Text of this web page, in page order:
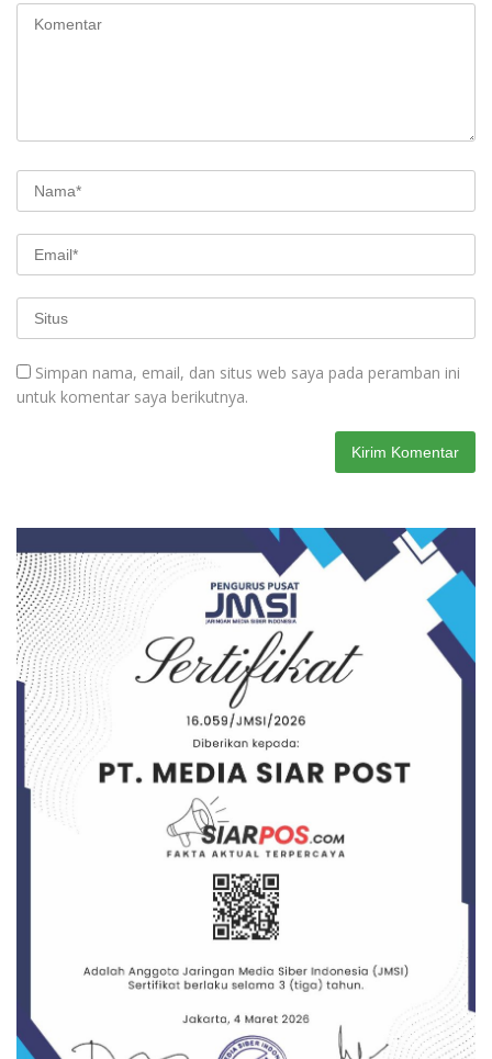
Simpan nama, email, dan situs web saya pada peramban ini
untuk komentar saya berikutnya.